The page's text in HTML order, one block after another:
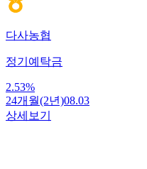
다사농협
정기예탁금
2.53%
24개월(2년)08.03
상세보기